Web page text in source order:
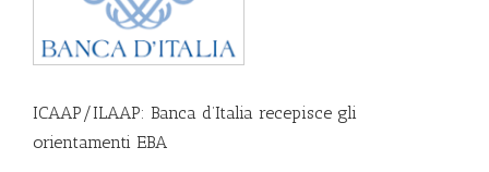
ICAAP/ILAAP: Banca d’Italia recepisce gli
orientamenti EBA